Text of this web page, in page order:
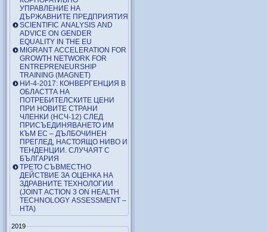
УПРАВЛЕНИЕ НА
ДЪРЖАВНИТЕ ПРЕДПРИЯТИЯ
SCIENTIFIC ANALYSIS AND
ADVICE ON GENDER
EQUALITY IN THE EU
MIGRANT ACCELERATION FOR
GROWTH NETWORK FOR
ENTREPRENEURSHIP
TRAINING (MAGNET)
НИ-4-2017: КОНВЕРГЕНЦИЯ В
ОБЛАСТТА НА
ПОТРЕБИТЕЛСКИТЕ ЦЕНИ
ПРИ НОВИТЕ СТРАНИ
ЧЛЕНКИ (НСЧ-12) СЛЕД
ПРИСЪЕДИНЯВАНЕТО ИМ
КЪМ ЕС – ДЪЛБОЧИНЕН
ПРЕГЛЕД, НАСТОЯЩО НИВО И
ТЕНДЕНЦИИ. СЛУЧАЯТ С
БЪЛГАРИЯ
ТРЕТО СЪВМЕСТНО
ДЕЙСТВИЕ ЗА ОЦЕНКА НА
ЗДРАВНИТЕ ТЕХНОЛОГИИ
(JOINT ACTION 3 ON HEALTH
TECHNOLOGY ASSESSMENT –
HTA)
2019